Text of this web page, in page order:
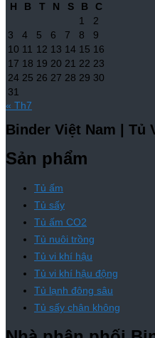
H
B T N S B
C
1
2
3
4 5 6 7 8
9
10 11 12 13 14 15 16
17 18 19 20 21 22 23
24 25 26 27 28 29 30
31
« Th7
Binder Việt Nam | Tủ
Sản phẩm
Tủ ấm
Tủ sấy
Tủ ấm CO2
Tủ nuôi trồng
Tủ vi khí hậu
Tủ vi khí hậu động
Tủ lạnh đông sâu
Tủ sấy chân không